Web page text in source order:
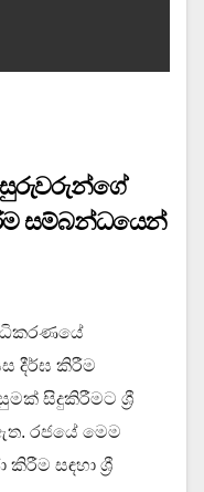
සම්බන්ධයෙන්
දීර්ඝ කිරීම
සිදුකිරීමට ශ්‍රී
රජයේ මෙම
සඳහා ශ්‍රී